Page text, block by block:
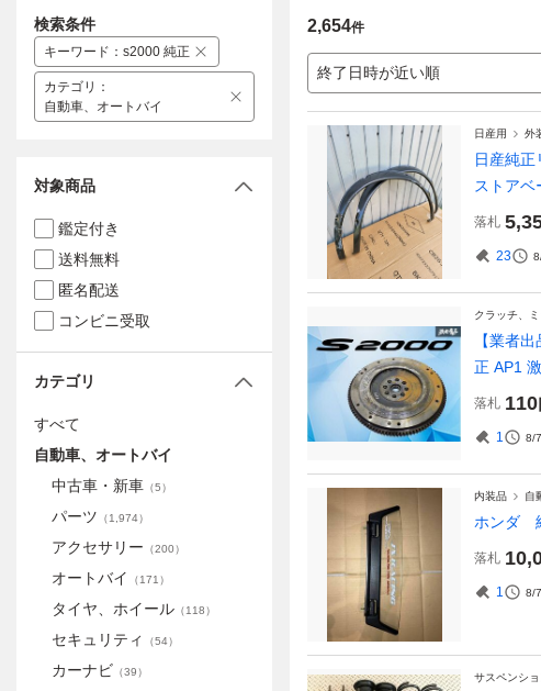
2,654件
終了日時が近い順
日産用 外
日産純
ストアベ
落札
23
クラッチ、
【業者
正 AP1
落札 110
1 8/
内装品 自
ホンダ
落札
1 8/
サスペンショ
検索条件
キーワード ： s2000 純正
カテゴリ ：
自動車、オートバイ
対象商品
鑑定付き
送料無料
匿名配送
コンビニ受取
カテゴリ
すべて
自動車、オートバイ
中古車・新車 （5）
パーツ （1,974）
アクセサリー （200）
オートバイ （171 ）
タイヤ、ホイール （118）
セキュリティ （54）
カーナビ （39）